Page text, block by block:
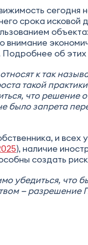
срока
об
к так
такой
что
было запрета
и всех
), наличие
создать
убедиться,
— разрешение